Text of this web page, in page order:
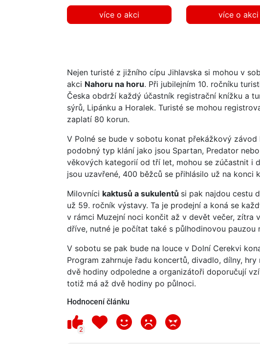
Nejen turisté z jižního cípu Jihlavska si mohou v
akci Nahoru na horu. Při jubilejním 10. ročníku
Česka obdrží každý účastník registrační knížku a
sýrů, Lipánku a Horalek. Turisté se mohou
zaplatí 80 korun.
V Polné se bude v sobotu konat překážkový závod
podobný typ klání jako jsou Spartan, Predator
věkových kategorií od tří let, mohou se zúčastnit i
jsou uzavřené, 400 běžců se přihlásilo už na konci
Milovníci kaktusů a sukulentů si pak najdou cestu
už 59. ročník výstavy. Ta je prodejní a koná se
v rámci Muzejní noci končit až v devět večer, zítra
dříve, nutné je počítat také s půlhodinovou pauzou
V sobotu se pak bude na louce v Dolní Cerekvi
Program zahrnuje řadu koncertů, divadlo, dílny,
dvě hodiny odpoledne a organizátoři doporučují
totiž má až dvě hodiny po půlnoci.
Hodnocení článku
2